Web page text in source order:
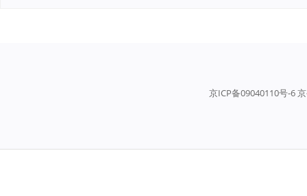
京ICP备09040110号-6